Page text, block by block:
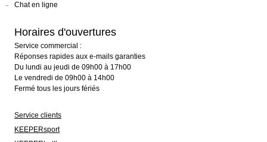
Chat en ligne
Horaires d'ouvertures
Service commercial :
Réponses rapides aux e-mails garanties
Du lundi au jeudi de 09h00 à 17h00
Le vendredi de 09h00 à 14h00
Fermé tous les jours fériés
Service clients
KEEPERsport